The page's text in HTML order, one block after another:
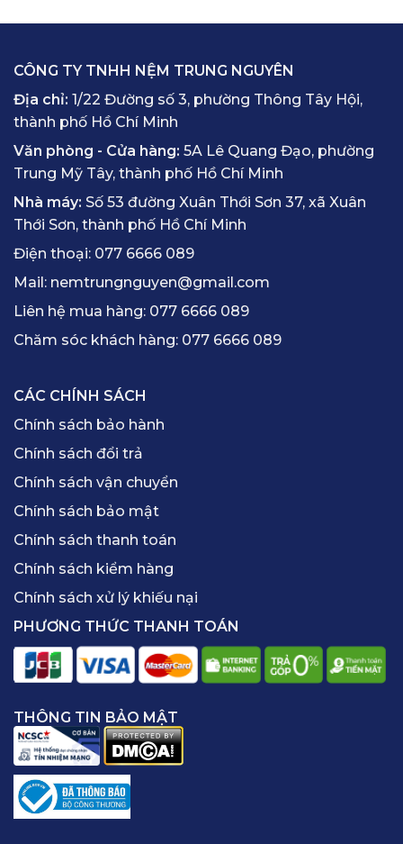
CÔNG TY TNHH NỆM TRUNG NGUYÊN
Địa chỉ: 1/22 Đường số 3, phường Thông Tây Hội,
thành phố Hồ Chí Minh
Văn phòng - Cửa hàng: 5A Lê Quang Đạo, phường
Trung Mỹ Tây, thành phố Hồ Chí Minh
Nhà máy: Số 53 đường Xuân Thới Sơn 37, xã Xuân
Thới Sơn, thành phố Hồ Chí Minh
Điện thoại: 077 6666 089
Mail: nemtrungnguyen@gmail.com
Liên hệ mua hàng: 077 6666 089
Chăm sóc khách hàng: 077 6666 089
CÁC CHÍNH SÁCH
Chính sách bảo hành
Chính sách đổi trả
Chính sách vận chuyển
Chính sách bảo mật
Chính sách thanh toán
Chính sách kiểm hàng
Chính sách xử lý khiếu nại
PHƯƠNG THỨC THANH TOÁN
THÔNG TIN BẢO MẬT